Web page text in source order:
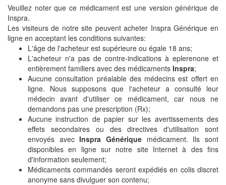
Veuillez noter que ce médicament est une version générique de
Inspra.
Les visiteurs de notre site peuvent acheter Inspra Générique en
ligne en acceptant les conditions suivantes:
L'âge de l'acheteur est supérieure ou égale 18 ans;
L'acheteur n'a pas de contre-indications à eplerenone et
entièrement familiers avec des médicaments Inspra;
Aucune consultation préalable des médecins est offert en
ligne. Nous supposons que l'acheteur a consulté leur
médecin avant d'utiliser ce médicament, car nous ne
demandons pas une prescription (Rx);
Aucune instruction de papier sur les avertissements des
effets secondaires ou des directives d'utilisation sont
envoyés avecInspra Générique médicament. Ils sont
disponibles en ligne sur notre site Internet à des fins
d'information seulement;
Médicaments commandés seront expédiés en colis discret
anonyme sans divulguer son contenu;